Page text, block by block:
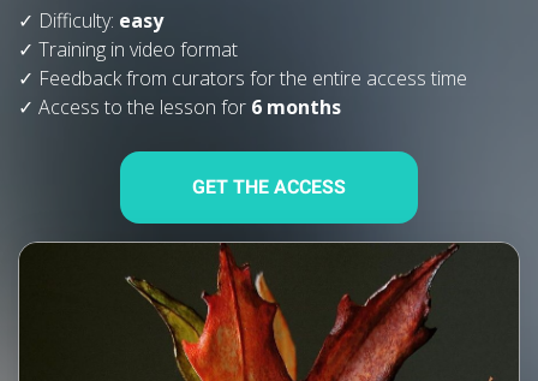
✓ Difficulty: easy
✓ Training in video format
✓ Feedback from curators for the entire access time
✓ Access to the lesson for 6 months
GET THE ACCESS